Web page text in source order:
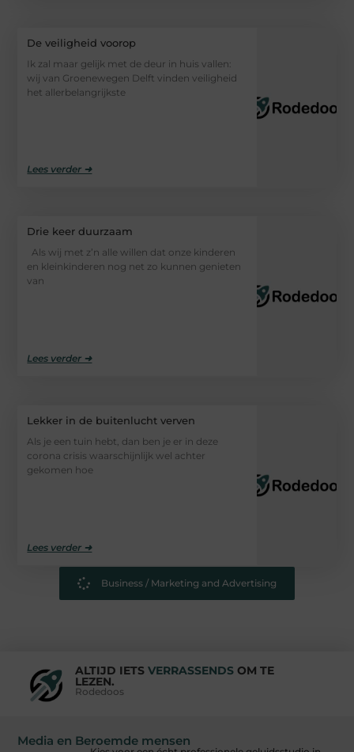
De veiligheid voorop
Ik zal maar gelijk met de deur in huis vallen:
wij van Groenewegen Delft vinden veiligheid
het allerbelangrijkste
Lees verder ➜
Drie keer duurzaam
Als wij met z’n alle willen dat onze kinderen
en kleinkinderen nog net zo kunnen genieten
van
Lees verder ➜
Lekker in de buitenlucht verven
Als je een tuin hebt, dan ben je er in deze
corona crisis waarschijnlijk wel achter
gekomen hoe
Lees verder ➜
Business / Marketing and Advertising
ALTIJD IETS VERRASSENDSOM TE
LEZEN.
Rodedoos
Media en Beroemde mensen